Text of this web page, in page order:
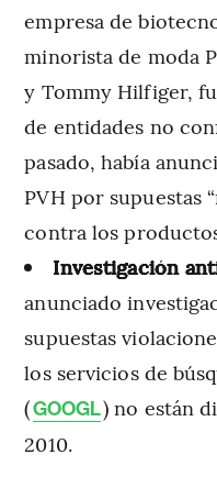
empresa de
minorista de moda
y Tommy Hilfiger,
de entidades no
pasado, había
PVH por supuestas
contra los
Investigación
anunciado
supuestas
los servicios de
(GOOGL) no están
2010.